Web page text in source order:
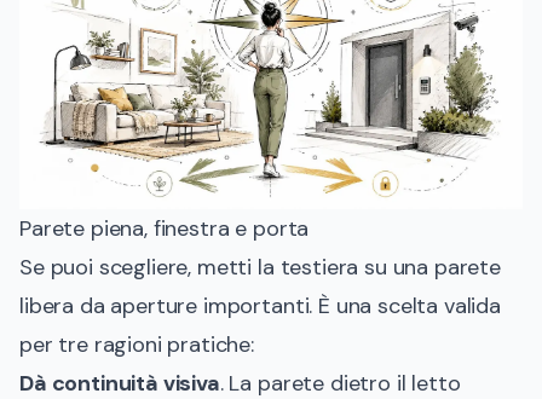
Parete piena, finestra e porta
Se puoi scegliere, metti la testiera su una parete
libera da aperture importanti. È una scelta valida
per tre ragioni pratiche:
Dà continuità visiva. La parete dietro il letto